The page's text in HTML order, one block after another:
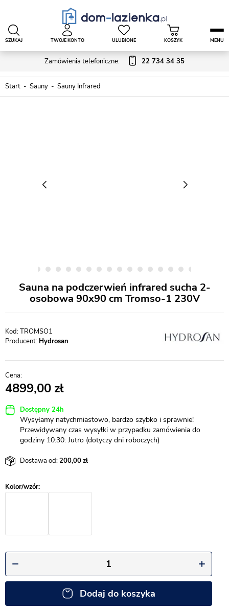
Zamówienia telefoniczne: 22 734 34 35
SZUKAJ TWOJE KONTO ULUBIONE KOSZYK MENU
Start Sauny Sauny Infrared
Sauna na podczerwień infrared sucha 2-
osobowa 90x90 cm Tromso-1 230V
TROMSO1
Producent: Hydrosan
4899,00
Dostępny 24h
Wysyłamy natychmiastowo, bardzo szybko i sprawnie!
Przewidywany czas wysyłki w przypadku zamówienia do
godziny 10:30: Jutro (dotyczy dni roboczych)
Dostawa od:200,00
Dodaj do koszyka